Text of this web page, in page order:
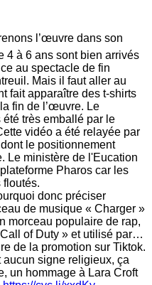
l’œuvre dans son
4 à 6 ans sont bien arrivés
au spectacle de fin
Mais il faut aller au
fait apparaître des t-shirts
fin de l’œuvre. Le
été très emballé par le
vidéo a été relayée par
le positionnement
Le ministère de l'Eucation
Pharos car les
floutés.
donc préciser
de musique « Charger »
morceau populaire de rap,
of Duty » et utilisé par…
de la promotion sur Tiktok.
signe religieux, ça
un hommage à Lara Croft